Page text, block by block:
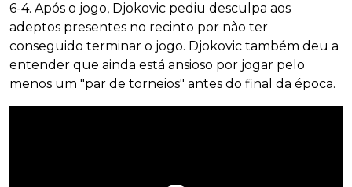
6-4. Após o jogo, Djokovic pediu desculpa aos
adeptos presentes no recinto por não ter
conseguido terminar o jogo. Djokovic também deu a
entender que ainda está ansioso por jogar pelo
menos um "par de torneios" antes do final da época.